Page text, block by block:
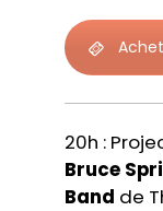
20h :
Bruce
Band de